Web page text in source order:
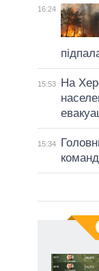
16:24
15:53
На
15:34